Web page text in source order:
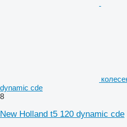
dynamic cde
8
New Holland t5 120 dynamic cde